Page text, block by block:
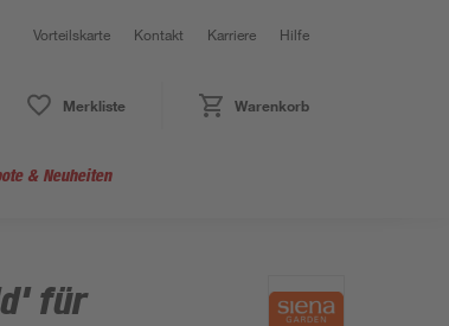
Vorteilskarte Kontakt Karriere Hilfe
Merkliste Warenkorb
& Neuheiten
für